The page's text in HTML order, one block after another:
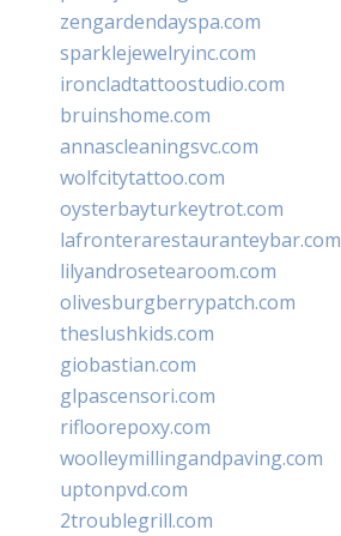
zengardendayspa.com
sparklejewelryinc.com
ironcladtattoostudio.com
bruinshome.com
annascleaningsvc.com
wolfcitytattoo.com
oysterbayturkeytrot.com
lafronterarestauranteybar.com
lilyandrosetearoom.com
olivesburgberrypatch.com
theslushkids.com
giobastian.com
glpascensori.com
rifloorepoxy.com
woolleymillingandpaving.com
uptonpvd.com
2troublegrill.com